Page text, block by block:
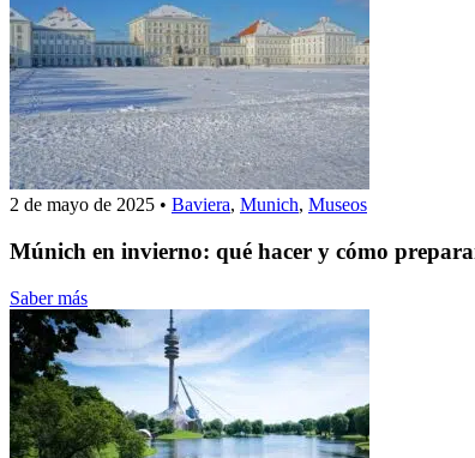
2 de mayo de 2025 • Baviera, Munich, Museos
Múnich en invierno: qué hacer y cómo
Saber más